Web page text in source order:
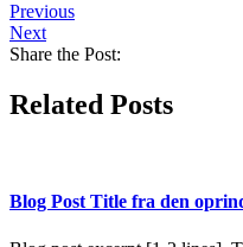
Previous
Next
Share the Post:
Related Posts
Blog Post Title fra den